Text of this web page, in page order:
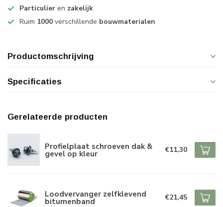
Particulier en zakelijk
Ruim 1000 verschillende bouwmaterialen
Productomschrijving
Specificaties
Gerelateerde producten
Profielplaat schroeven dak &
gevel op kleur €11,30
Loodvervanger zelfklevend
bitumenband €21,45